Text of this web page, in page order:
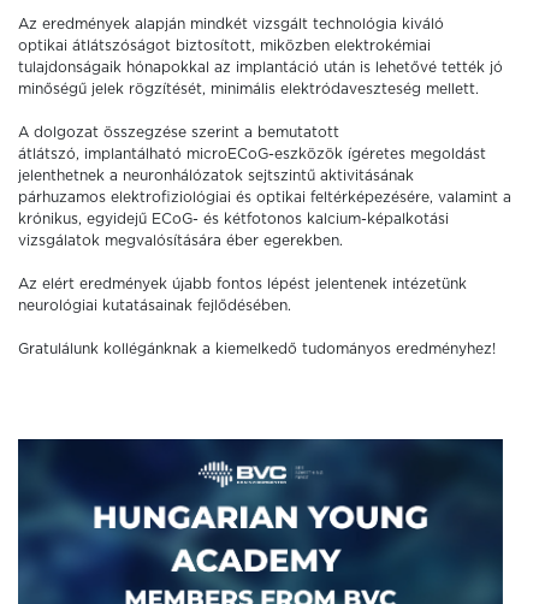
Az eredmények alapján mindkét vizsgált technológia kiváló
optikai átlátszóságot biztosított, miközben elektrokémiai
tulajdonságaik hónapokkal az implantáció után is lehetővé tették jó
minőségű jelek rögzítését, minimális elektródaveszteség mellett.
A dolgozat összegzése szerint a bemutatott
átlátszó, implantálható microECoG-eszközök ígéretes megoldást
jelenthetnek a neuronhálózatok sejtszintű aktivitásának
párhuzamos elektrofiziológiai és optikai feltérképezésére, valamint a
krónikus, egyidejű ECoG- és kétfotonos kalcium-képalkotási
vizsgálatok megvalósítására éber egerekben.
Az elért eredmények újabb fontos lépést jelentenek intézetünk
neurológiai kutatásainak fejlődésében.
Gratulálunk kollégánknak a kiemelkedő tudományos eredményhez!